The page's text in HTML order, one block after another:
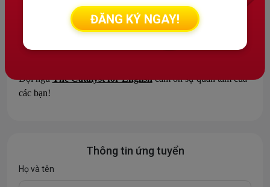
đề “Ứng tuyển vị trí GV + Họ và tên”).
Hoặc liên hệ SĐT/ZALO của phòng nhân sự nếu bạn
Đội ngũThe Catalyst for English cảm ơn sự quan tâm của
các bạn!
Thông tin ứng tuyển
Họ và tên
ĐĂNG KÝ NGAY!